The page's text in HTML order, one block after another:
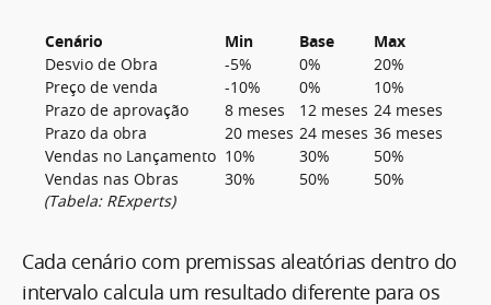
Cenário Min Base
Max
Desvio de Obra
-5% 0%
20%
Preço de venda
-10% 0%
10%
Prazo de aprovação
8 meses 12 meses 24 meses
Prazo da obra
20 meses 24 meses 36 meses
Vendas no Lançamento 10% 30%
50%
Vendas nas Obras
30% 50%
50%
(Tabela: RExperts)
Cada cenário com premissas aleatórias dentro do
intervalo calcula um resultado diferente para os